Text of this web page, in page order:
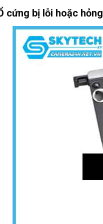
cứng bị lỗi hoặc hỏng